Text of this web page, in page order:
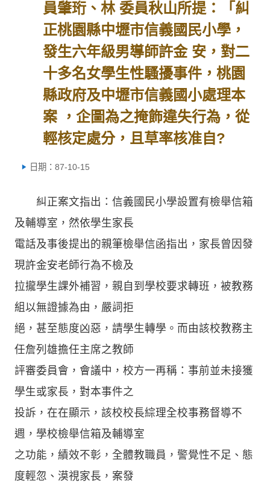
員肇珩、林 委員秋山所提：「糾
正桃園縣中壢市信義國民小學，
發生六年級男導師許金 安，對二
十多名女學生性騷擾事件，桃園
縣政府及中壢市信義國小處理本
案 ，企圖為之掩飾違失行為，從
輕核定處分，且草率核准自?
日期：87-10-15
糾正案文指出：信義國民小學設置有檢舉信箱
及輔導室，然依學生家長
電話及事後提出的親筆檢舉信函指出，家長曾因發
現許金安老師行為不檢及
拉攏學生課外補習，親自到學校要求轉班，被教務
組以無證據為由，嚴詞拒
絕，甚至態度凶惡，請學生轉學。而由該校教務主
任詹列雄擔任主席之教師
評審委員會，會議中，校方一再稱：事前並未接獲
學生或家長，對本事件之
投訴，在在顯示，該校校長綜理全校事務督導不
週，學校檢舉信箱及輔導室
之功能，績效不彰，全體教職員，警覺性不足、態
度輕忽、漠視家長，案發